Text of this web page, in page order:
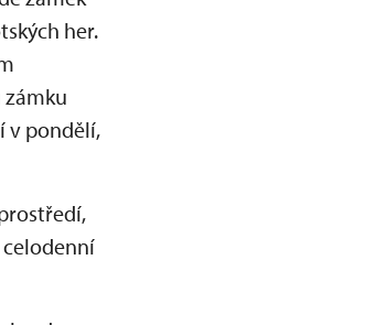
her.
v pondělí,
celodenní